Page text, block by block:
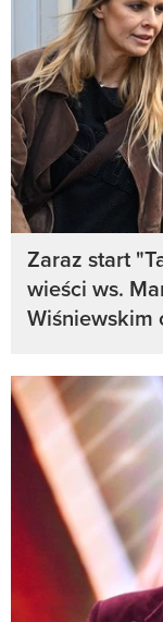
Zaraz start
wieści ws.
Wiśniewskim